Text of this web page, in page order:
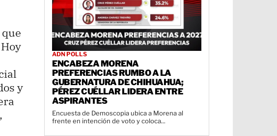
y
ADN POLLS
ENCABEZA MORENA
PREFERENCIAS RUMBO A LA
GUBERNATURA DE CHIHUAHUA;
PÉREZ CUÉLLAR LIDERA ENTRE
ASPIRANTES
Encuesta de Demoscopia ubica a Morena al
frente en intención de voto y coloca...